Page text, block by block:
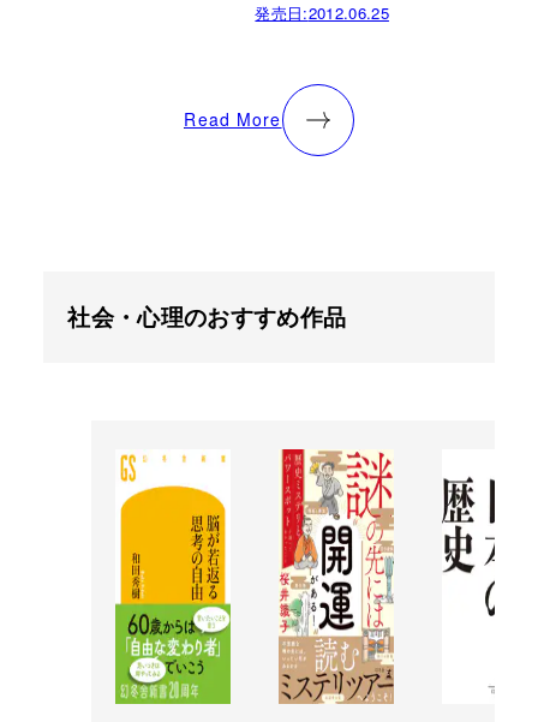
発売日:2012.06.25
Read More
社会・心理のおすすめ作品